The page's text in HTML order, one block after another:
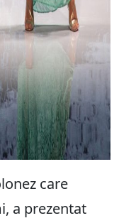
care
a prezentat